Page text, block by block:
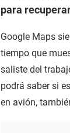
para
Google Maps
tiempo que
saliste del
podrá saber si
en avión,